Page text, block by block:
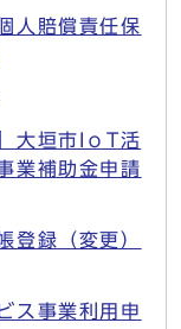
人賠償責任保
大垣市IоT活
業補助金申請
登録（変更）
ス事業利用申